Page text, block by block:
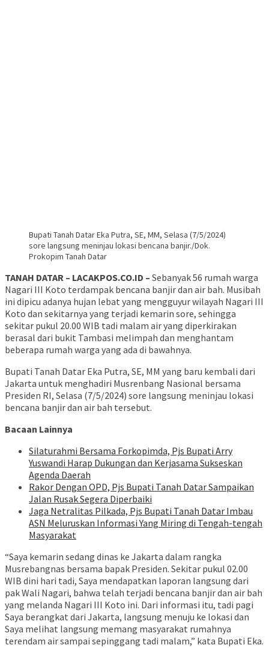
Bupati Tanah Datar Eka Putra, SE, MM, Selasa (7/5/2024)
sore langsung meninjau lokasi bencana banjir./Dok.
Prokopim Tanah Datar
TANAH DATAR – LACAKPOS.CO.ID – Sebanyak 56 rumah warga
Nagari III Koto terdampak bencana banjir dan air bah. Musibah
ini dipicu adanya hujan lebat yang mengguyur wilayah Nagari III
Koto dan sekitarnya yang terjadi kemarin sore, sehingga
sekitar pukul 20.00 WIB tadi malam air yang diperkirakan
berasal dari bukit Tambasi melimpah dan menghantam
beberapa rumah warga yang ada di bawahnya.
Bupati Tanah Datar Eka Putra, SE, MM yang baru kembali dari
Jakarta untuk menghadiri Musrenbang Nasional bersama
Presiden RI, Selasa (7/5/2024) sore langsung meninjau lokasi
bencana banjir dan air bah tersebut.
Bacaan Lainnya
Silaturahmi Bersama Forkopimda, Pjs Bupati Arry
Yuswandi Harap Dukungan dan Kerjasama Sukseskan
Agenda Daerah
Rakor Dengan OPD, Pjs Bupati Tanah Datar Sampaikan
Jalan Rusak Segera Diperbaiki
Jaga Netralitas Pilkada, Pjs Bupati Tanah Datar Imbau
ASN Meluruskan Informasi Yang Miring di Tengah-tengah
Masyarakat
“Saya kemarin sedang dinas ke Jakarta dalam rangka
Musrebangnas bersama bapak Presiden. Sekitar pukul 02.00
WIB dini hari tadi, Saya mendapatkan laporan langsung dari
pak Wali Nagari, bahwa telah terjadi bencana banjir dan air bah
yang melanda Nagari III Koto ini. Dari informasi itu, tadi pagi
Saya berangkat dari Jakarta, langsung menuju ke lokasi dan
Saya melihat langsung memang masyarakat rumahnya
terendam air sampai sepinggang tadi malam,” kata Bupati Eka.